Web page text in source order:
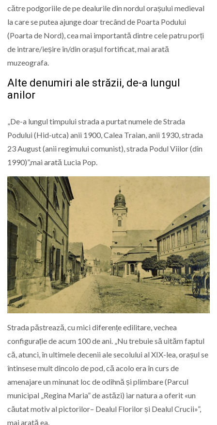
către podgoriile de pe dealurile din nordul orașului medieval
la care se putea ajunge doar trecând de Poarta Podului
(Poarta de Nord), cea mai importantă dintre cele patru porți
de intrare/ieșire în/din orașul fortificat, mai arată
muzeografa.
Alte denumiri ale străzii, de-a lungul
anilor
„De-a lungul timpului strada a purtat numele de Strada
Podului (Hid-utca) anii 1900, Calea Traian, anii 1930, strada
23 August (anii regimului comunist), strada Podul Viilor (din
1990)”,mai arată Lucia Pop.
Strada păstrează, cu mici diferențe edilitare, vechea
configurație de acum 100 de ani. „Nu trebuie să uităm faptul
că, atunci, în ultimele decenii ale secolului al XIX-lea, orașul se
întinsese mult dincolo de pod, că acolo era în curs de
amenajare un minunat loc de odihnă și plimbare (Parcul
municipal „Regina Maria” de astăzi) iar natura a oferit «un
căutat motiv al pictorilor– Dealul Florilor și Dealul Crucii»”,
mai arată ea.